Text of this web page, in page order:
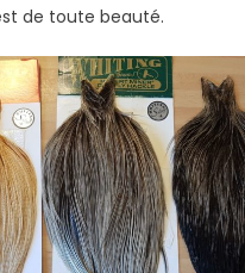
de toute beauté.